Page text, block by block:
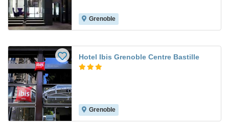
Grenoble
Hotel Ibis Grenoble Centre Bastille
Grenoble